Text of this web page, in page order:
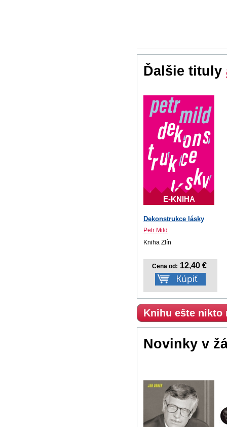
Ďalšie tituly
E-KNIHA
Dekonstrukce lásky
Petr Mild
Kniha Zlín
Cena od: 12,40 €
Knihu ešte nikto
Novinky v